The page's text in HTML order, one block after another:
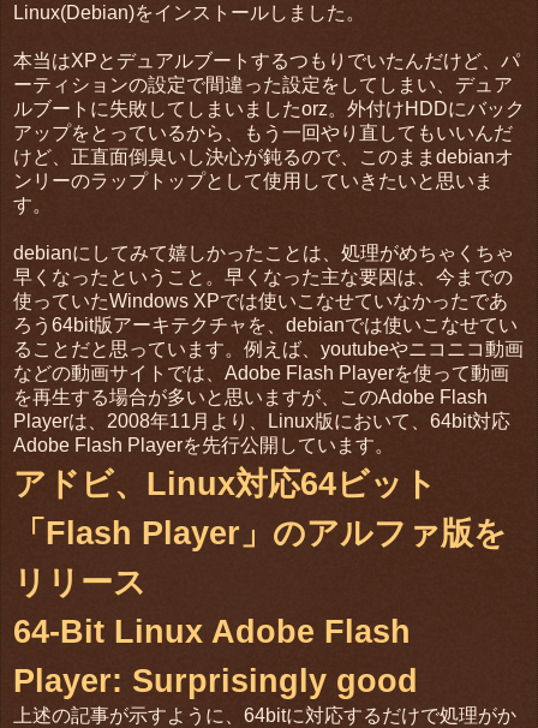
Linux(Debian)をインストールしました。
本当はXPとデュアルブートするつもりでいたんだけど、パ
ーティションの設定で間違った設定をしてしまい、デュア
ルブートに失敗してしまいましたorz。外付けHDDにバック
アップをとっているから、もう一回やり直してもいいんだ
けど、正直面倒臭いし決心が鈍るので、このままdebianオ
ンリーのラップトップとして使用していきたいと思いま
す。
debianにしてみて嬉しかったことは、処理がめちゃくちゃ
早くなったということ。早くなった主な要因は、今までの
使っていたWindows XPでは使いこなせていなかったであ
ろう64bit版アーキテクチャを、debianでは使いこなせてい
ることだと思っています。例えば、youtubeやニコニコ動画
などの動画サイトでは、Adobe Flash Playerを使って動画
を再生する場合が多いと思いますが、このAdobe Flash
Playerは、2008年11月より、Linux版において、64bit対応
Adobe Flash Playerを先行公開しています。
アドビ、Linux対応64ビット
「Flash Player」のアルファ版を
リリース
64-Bit Linux Adobe Flash
Player: Surprisingly good
上述の記事が示すように、64bitに対応するだけで処理がか